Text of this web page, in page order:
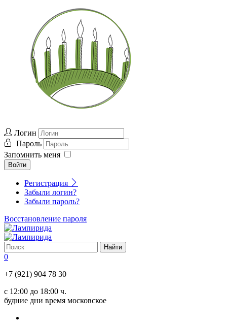
Логин
Пароль
Запомнить меня
Войти
Регистрация
Забыли логин?
Забыли пароль?
Восстановление пароля
0
+7 (921) 904 78 30
с 12:00 до 18:00 ч.
будние дни время московское